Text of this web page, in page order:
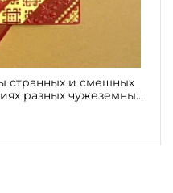
странных и смешных
разных чужеземных
Глеб Громов